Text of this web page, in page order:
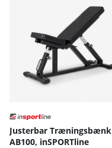
Justerbar Træningsbænk
AB100, inSPORTline